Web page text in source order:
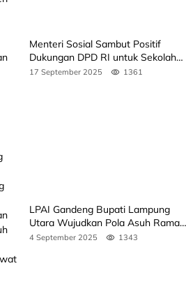
Menteri Sosial Sambut Positif
Dukungan DPD RI untuk Sekolah
Rakyat
17 September 2025 1361
LPAI Gandeng Bupati Lampung
Utara Wujudkan Pola Asuh Ramah
Anak Lewat Seminar Kak Seto, Ini
4 September 2025 1343